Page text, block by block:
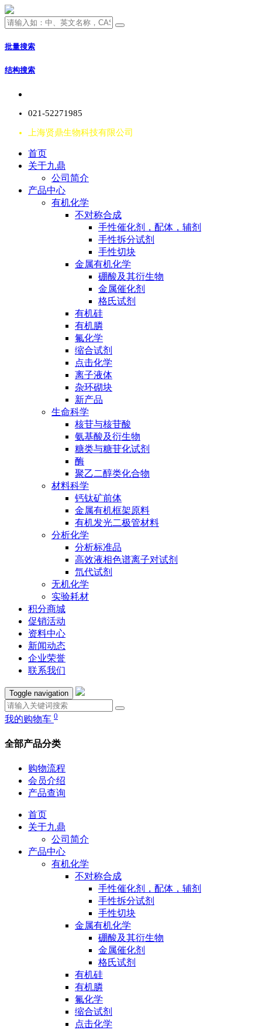
批量搜索
结构搜索
021-52271985
上海贤鼎生物科技有限公司
首页
关于九鼎
公司简介
产品中心
有机化学
不对称合成
手性催化剂，配体，辅剂
手性拆分试剂
手性切块
金属有机化学
硼酸及其衍生物
金属催化剂
格氏试剂
有机硅
有机膦
氟化学
缩合试剂
点击化学
离子液体
杂环砌块
新产品
生命科学
核苷与核苷酸
氨基酸及衍生物
糖类与糖苷化试剂
酶
聚乙二醇类化合物
材料科学
钙钛矿前体
金属有机框架原料
有机发光二极管材料
分析化学
分析标准品
高效液相色谱离子对试剂
氘代试剂
无机化学
实验耗材
积分商城
促销活动
资料中心
新闻动态
企业荣誉
联系我们
Toggle navigation
我的购物车 0
全部产品分类
购物流程
会员介绍
产品查询
首页
关于九鼎
公司简介
产品中心
有机化学
不对称合成
手性催化剂，配体，辅剂
手性拆分试剂
手性切块
金属有机化学
硼酸及其衍生物
金属催化剂
格氏试剂
有机硅
有机膦
氟化学
缩合试剂
点击化学